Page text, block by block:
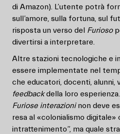
di Amazon). L’utente potrà
sull’amore, sulla fortuna, sul
risposta un verso del Furioso
divertirsi a interpretare.
Altre stazioni tecnologiche e
essere implementate nel
che educatori, docenti,
feedbackdella loro
Furiose interazioninon deve
resa al «colonialismo digitale»
intrattenimento”, ma quale